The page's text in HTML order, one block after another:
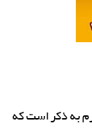
به ذکر است که